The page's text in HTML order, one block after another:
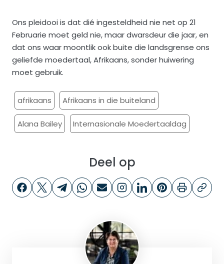
Ons pleidooi is dat dié ingesteldheid nie net op 21
Februarie moet geld nie, maar dwarsdeur die jaar, en
dat ons waar moontlik ook buite die landsgrense ons
geliefde moedertaal, Afrikaans, sonder huiwering
moet gebruik.
afrikaans Afrikaans in die buiteland
Alana Bailey Internasionale Moedertaaldag
Deel op